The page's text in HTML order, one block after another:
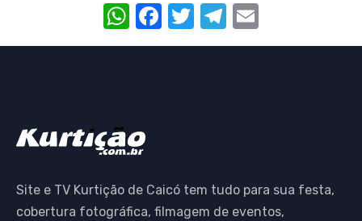
W
h
p
F
a
k
T
w
T
el m
Site e TV Kurtição de Caicó tem tudo para sua festa,
cobertura fotográfica, filmagem de eventos,